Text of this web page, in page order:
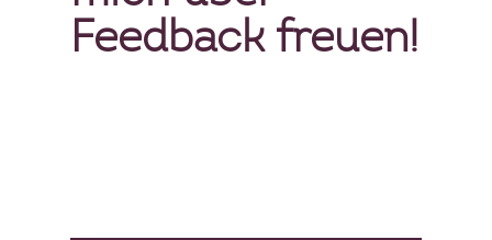
Feedback freuen!